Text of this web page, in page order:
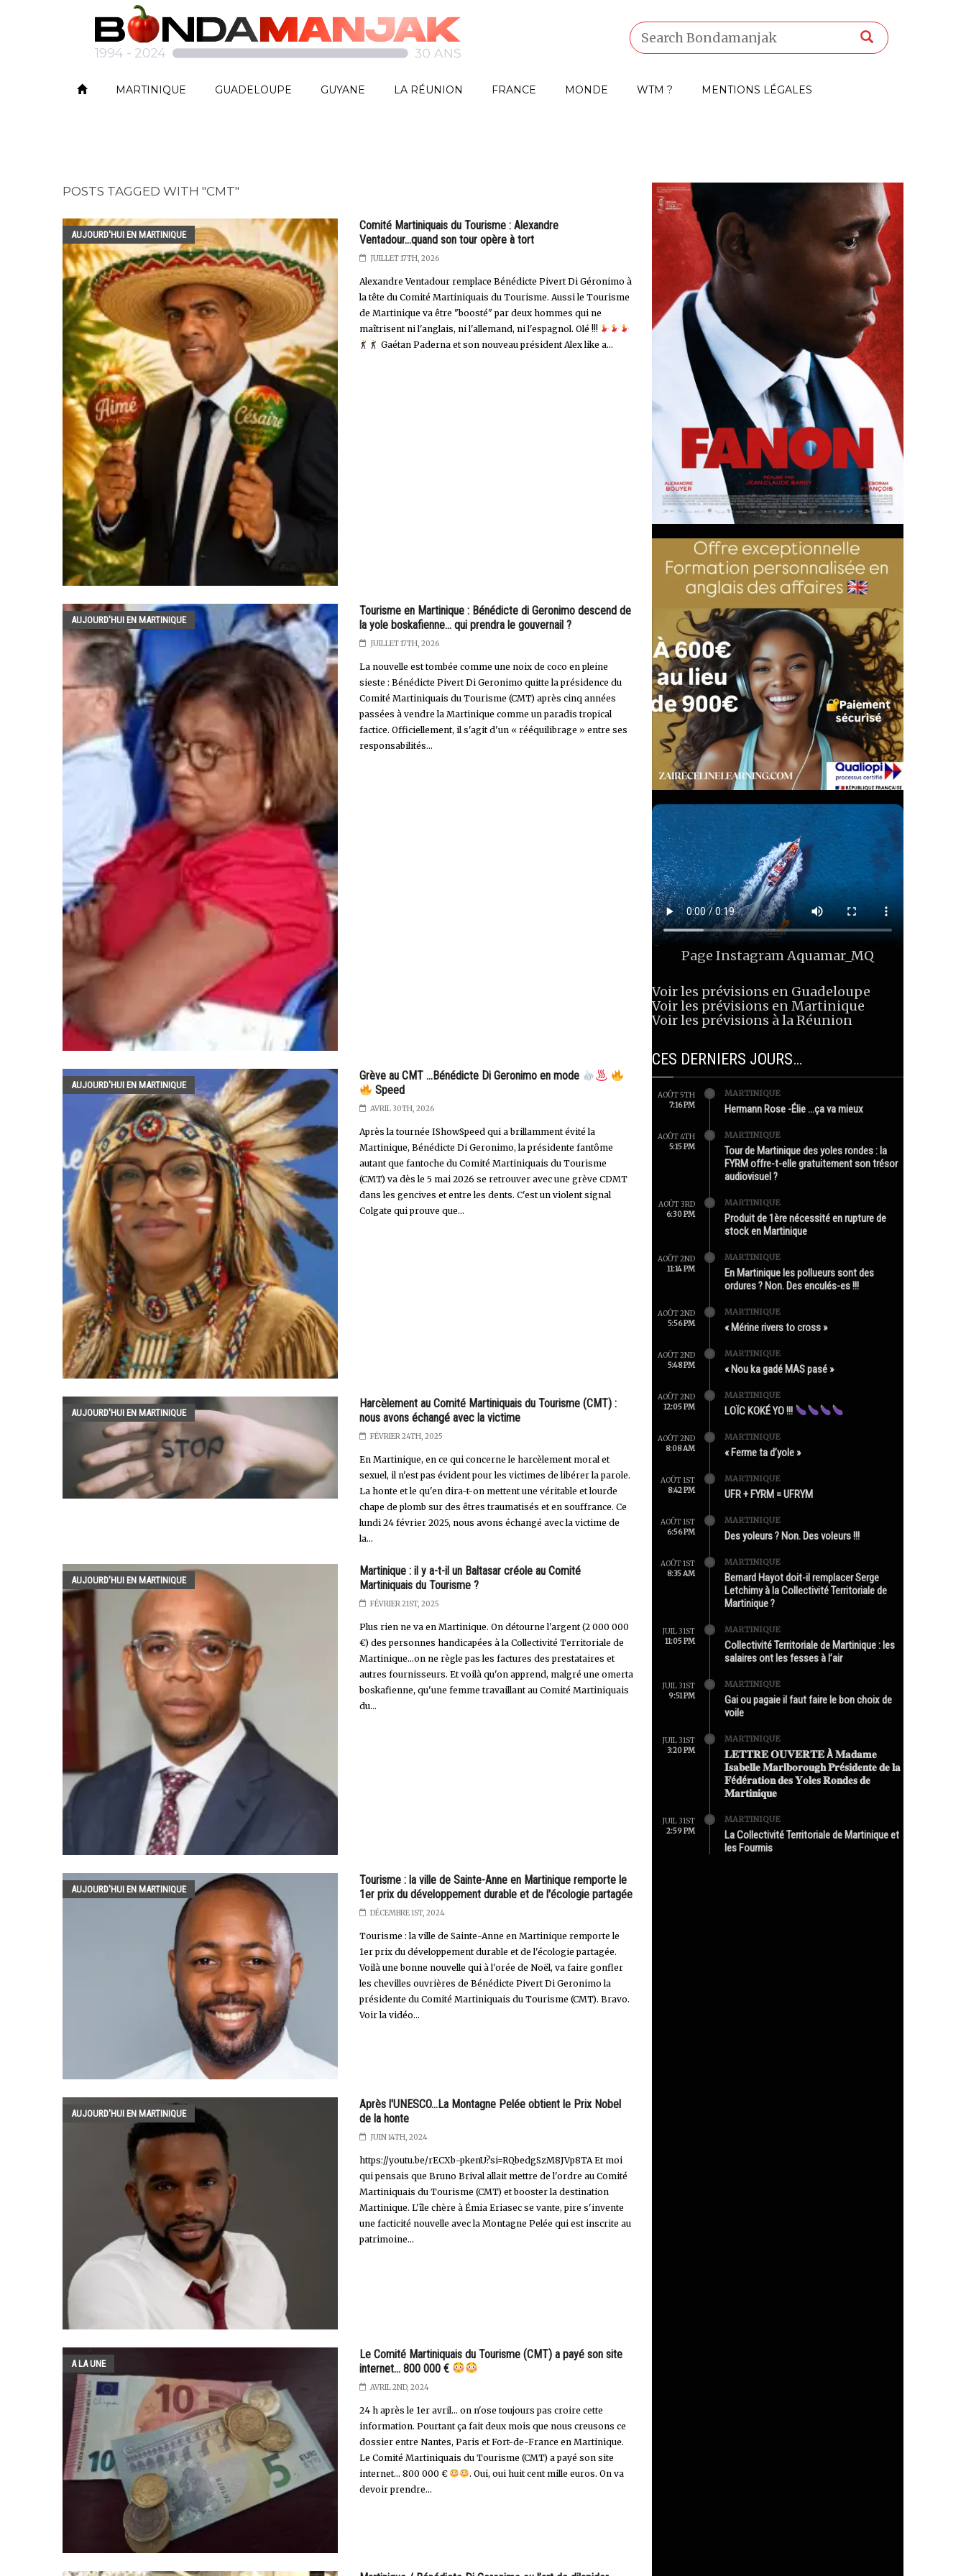
MARTINIQUE GUADELOUPE GUYANE LA RÉUNION FRANCE MONDE WTM ? MENTIONS LÉGALES
POSTS TAGGED WITH "CMT"
AUJOURD'HUI EN MARTINIQUE
Comité Martiniquais du Tourisme : Alexandre
Ventadour...quand son tour opère à tort
JUILLET 17TH, 2026
Alexandre Ventadour remplace Bénédicte Pivert Di Géronimo à
la tête du Comité Martiniquais du Tourisme. Aussi le Tourisme
de Martinique va être "boosté" par deux hommes qui ne
maîtrisent ni l'anglais, ni l'allemand, ni l'espagnol. Olé !!!
Gaétan Paderna et son nouveau président Alex like a...
AUJOURD'HUI EN MARTINIQUE
Tourisme en Martinique : Bénédicte di Geronimo descend de
la yole boskafienne… qui prendra le gouvernail ?
JUILLET 17TH, 2026
La nouvelle est tombée comme une noix de coco en pleine
sieste : Bénédicte Pivert Di Geronimo quitte la présidence du
Comité Martiniquais du Tourisme (CMT) après cinq années
passées à vendre la Martinique comme un paradis tropical
factice. Officiellement, il s'agit d'un « rééquilibrage » entre ses
responsabilités...
AUJOURD'HUI EN MARTINIQUE
Grève au CMT ...Bénédicte Di Geronimo en mode
Speed
AVRIL 30TH, 2026
Après la tournée IShowSpeed qui a brillamment évité la
Martinique, Bénédicte Di Geronimo, la présidente fantôme
autant que fantoche du Comité Martiniquais du Tourisme
(CMT) va dès le 5 mai 2026 se retrouver avec une grève CDMT
dans les gencives et entre les dents. C'est un violent signal
Colgate qui prouve que...
AUJOURD'HUI EN MARTINIQUE
Harcèlement au Comité Martiniquais du Tourisme (CMT) :
nous avons échangé avec la victime
FÉVRIER 24TH, 2025
En Martinique, en ce qui concerne le harcèlement moral et
sexuel, il n'est pas évident pour les victimes de libérer la parole.
La honte et le qu'en dira-t-on mettent une véritable et lourde
chape de plomb sur des êtres traumatisés et en souffrance. Ce
lundi 24 février 2025, nous avons échangé avec la victime de
la...
AUJOURD'HUI EN MARTINIQUE
Martinique : il y a-t-il un Baltasar créole au Comité
Martiniquais du Tourisme ?
FÉVRIER 21ST, 2025
Plus rien ne va en Martinique. On détourne l'argent (2 000 000
€) des personnes handicapées à la Collectivité Territoriale de
Martinique...on ne règle pas les factures des prestataires et
autres fournisseurs. Et voilà qu'on apprend, malgré une omerta
boskafienne, qu'une femme travaillant au Comité Martiniquais
du...
AUJOURD'HUI EN MARTINIQUE
Tourisme : la ville de Sainte-Anne en Martinique remporte le
1er prix du développement durable et de l'écologie partagée
DÉCEMBRE 1ST, 2024
Tourisme : la ville de Sainte-Anne en Martinique remporte le
1er prix du développement durable et de l'écologie partagée.
Voilà une bonne nouvelle qui à l'orée de Noël, va faire gonfler
les chevilles ouvrières de Bénédicte Pivert Di Geronimo la
présidente du Comité Martiniquais du Tourisme (CMT). Bravo.
Voir la vidéo...
AUJOURD'HUI EN MARTINIQUE
Après l'UNESCO...La Montagne Pelée obtient le Prix Nobel
de la honte
JUIN 14TH, 2024
https://youtu.be/rECXb-pkenU?si=RQbedgSzM8JVp8TA Et moi
qui pensais que Bruno Brival allait mettre de l'ordre au Comité
Martiniquais du Tourisme (CMT) et booster la destination
Martinique. L'île chère à Émia Eriasec se vante, pire s'invente
une facticité nouvelle avec la Montagne Pelée qui est inscrite au
patrimoine...
A LA UNE
Le Comité Martiniquais du Tourisme (CMT) a payé son site
internet... 800 000 €
AVRIL 2ND, 2024
24 h après le 1er avril... on n'ose toujours pas croire cette
information. Pourtant ça fait deux mois que nous creusons ce
dossier entre Nantes, Paris et Fort-de-France en Martinique.
Le Comité Martiniquais du Tourisme (CMT) a payé son site
internet… 800 000 €
. Oui, oui huit cent mille euros. On va
devoir prendre...
Page InstagramAquamar_MQ
Voir les prévisions en Guadeloupe
Voir les prévisions en Martinique
Voir les prévisions à la Réunion
CES DERNIERS JOURS…
AOÛT 5TH
7:16 PM
MARTINIQUE
Hermann Rose -Élie …ça va mieux
AOÛT 4TH
5:15 PM
MARTINIQUE
Tour de Martinique des yoles rondes : la
FYRM offre-t-elle gratuitement son trésor
audiovisuel ?
AOÛT 3RD
6:30 PM
MARTINIQUE
Produit de 1ère nécessité en rupture de
stock en Martinique
AOÛT 2ND
11:14 PM
MARTINIQUE
En Martinique les pollueurs sont des
ordures ? Non. Des enculés-es !!!
AOÛT 2ND
5:56 PM
MARTINIQUE
« Mérine rivers to cross »
AOÛT 2ND
5:48 PM
MARTINIQUE
« Nou ka gadé MAS pasé »
AOÛT 2ND
12:05 PM
MARTINIQUE
LOÏC KOKÉ YO !!!
AOÛT 2ND
8:08 AM
MARTINIQUE
« Ferme ta d’yole »
AOÛT 1ST
8:42 PM
MARTINIQUE
UFR + FYRM = UFRYM
AOÛT 1ST
6:56 PM
MARTINIQUE
Des yoleurs ? Non. Des voleurs !!!
AOÛT 1ST
8:35 AM
MARTINIQUE
Bernard Hayot doit-il remplacer Serge
Letchimy à la Collectivité Territoriale de
Martinique ?
JUIL 31ST
11:05 PM
MARTINIQUE
Collectivité Territoriale de Martinique : les
salaires ont les fesses à l’air
JUIL 31ST
9:51 PM
MARTINIQUE
Gai ou pagaie il faut faire le bon choix de
voile
JUIL 31ST
3:20 PM
MARTINIQUE
𝐋𝐄𝐓𝐓𝐑𝐄 𝐎𝐔𝐕𝐄𝐑𝐓𝐄 À 𝐌𝐚𝐝𝐚𝐦𝐞
𝐈𝐬𝐚𝐛𝐞𝐥𝐥𝐞 𝐌𝐚𝐫𝐥𝐛𝐨𝐫𝐨𝐮𝐠𝐡 𝐏𝐫é𝐬𝐢𝐝𝐞𝐧𝐭𝐞 𝐝𝐞 𝐥𝐚
𝐅é𝐝é𝐫𝐚𝐭𝐢𝐨𝐧 𝐝𝐞𝐬 𝐘𝐨𝐥𝐞𝐬 𝐑𝐨𝐧𝐝𝐞𝐬 𝐝𝐞
𝐌𝐚𝐫𝐭𝐢𝐧𝐢𝐪𝐮𝐞
JUIL 31ST
2:59 PM
MARTINIQUE
La Collectivité Territoriale de Martinique et
les Fourmis